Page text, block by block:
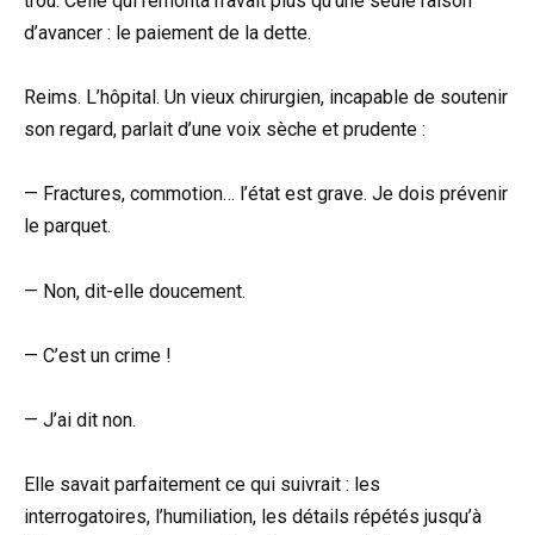
d’avancer : le paiement de la dette.
Reims. L’hôpital. Un vieux chirurgien, incapable de soutenir
son regard, parlait d’une voix sèche et prudente :
— Fractures, commotion… l’état est grave. Je dois prévenir
le parquet.
— Non, dit-elle doucement.
— C’est un crime !
— J’ai dit non.
Elle savait parfaitement ce qui suivrait : les
interrogatoires, l’humiliation, les détails répétés jusqu’à